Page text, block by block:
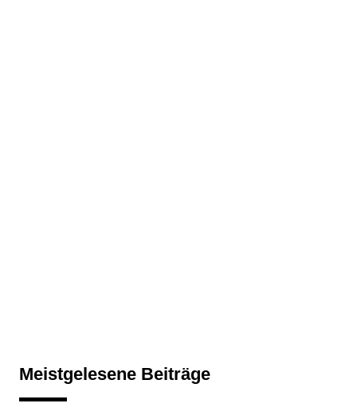
Meistgelesene Beiträge